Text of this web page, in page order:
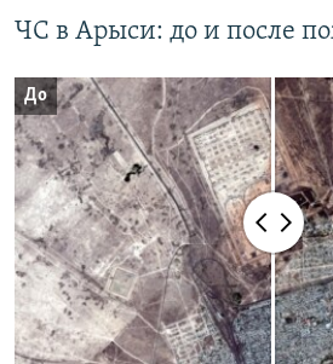
ЧС в Арыси: до и после
До